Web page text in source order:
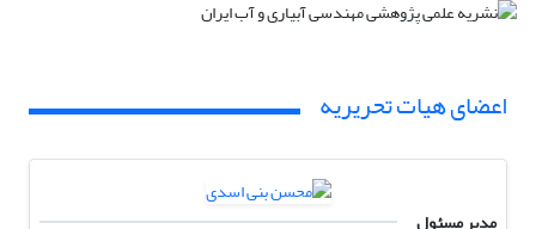
اعضای هیات تحریریه
مدیر مسئول